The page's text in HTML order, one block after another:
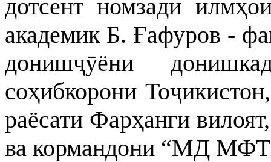
дотсент номзади
академик Б. Ғафуров -
донишҷӯёни
соҳибкорони
раёсати Фарҳанги
ва кормандони “МД МФТ